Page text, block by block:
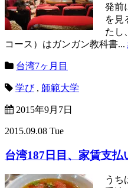
発前
を見
たし
コース）はガンガン教科書...
台湾7ヶ月目
学び, 師範大学
2015年9月7日
2015.09.08 Tue
台湾187日目、家賃支払
うち